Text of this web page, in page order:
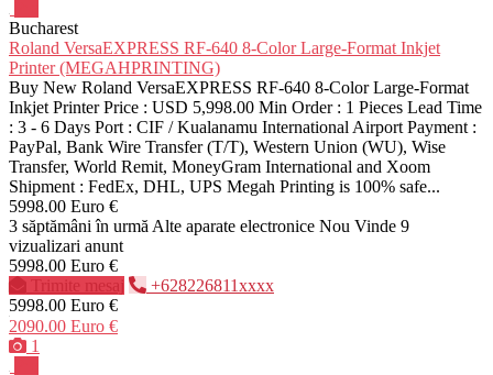
Bucharest
Roland VersaEXPRESS RF-640 8-Color Large-Format Inkjet
Printer (MEGAHPRINTING)
Buy New Roland VersaEXPRESS RF-640 8-Color Large-Format
Inkjet Printer Price : USD 5,998.00 Min Order : 1 Pieces Lead Time
: 3 - 6 Days Port : CIF / Kualanamu International Airport Payment :
PayPal, Bank Wire Transfer (T/T), Western Union (WU), Wise
Transfer, World Remit, MoneyGram International and Xoom
Shipment : FedEx, DHL, UPS Megah Printing is 100% safe...
5998.00 Euro €
3 săptămâni în urmă Alte aparate electronice Nou Vinde 9
vizualizari anunt
5998.00 Euro €
Trimite mesaj
+628226811xxxx
5998.00 Euro €
2090.00 Euro €
1